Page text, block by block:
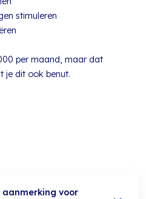
stimuleren
per maand, maar dat
je dit ook benut.
voor